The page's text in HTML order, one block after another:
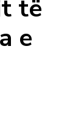
të
e